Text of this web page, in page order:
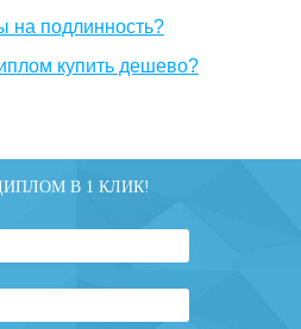
на подлинность?
купить дешево?
В 1 КЛИК!